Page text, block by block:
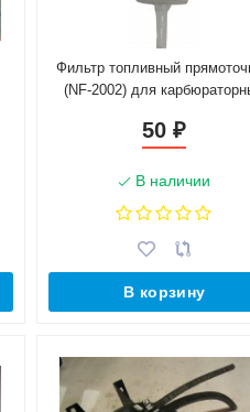
Фильтр топливный
(NF-2002) для
(21080111701081)
50₽
В наличии
В корзину